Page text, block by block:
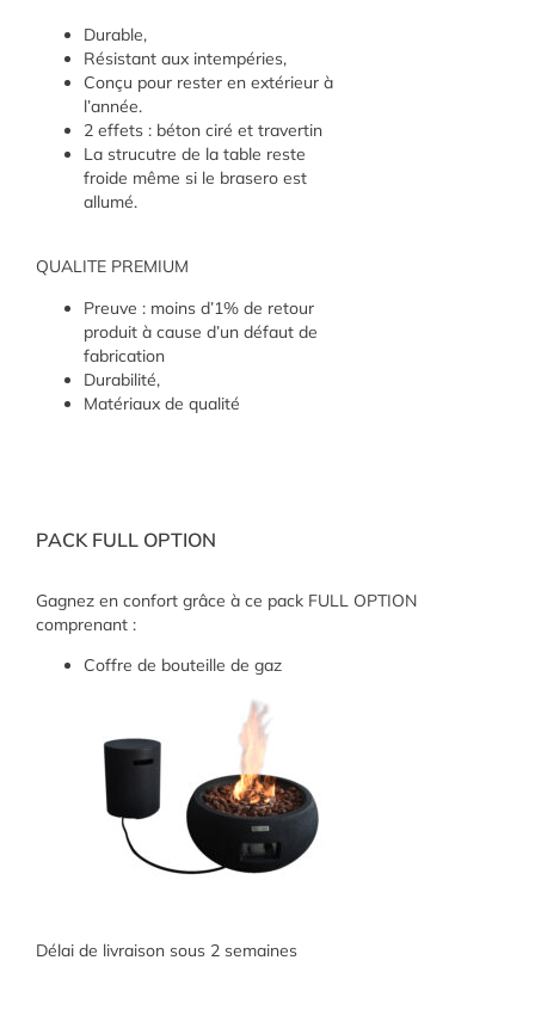
Durable,
Résistant aux intempéries,
Conçu pour rester en extérieur à
l’année.
2 effets : béton ciré et travertin
La strucutre de la table reste
froide même si le brasero est
allumé.
QUALITE PREMIUM
Preuve : moins d’1% de retour
produit à cause d’un défaut de
fabrication
Durabilité,
Matériaux de qualité
PACK FULL OPTION
Gagnez en confort grâce à ce pack FULL OPTION
comprenant :
Coffre de bouteille de gaz
Délai de livraison sous 2 semaines